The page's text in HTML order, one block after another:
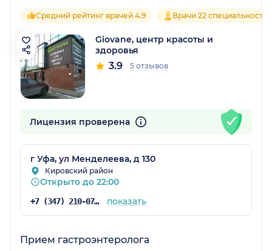
Средний рейтинг врачей 4.9 Врачи 22 специальностей
Giovane, центр красоты и
здоровья
3.9 5 отзывов
Лицензия проверена
г Уфа, ул Менделеева, д 130
Кировский район
Открыто до 22:00
+7 (347) 210-07-94 показать
Прием гастроэнтеролога